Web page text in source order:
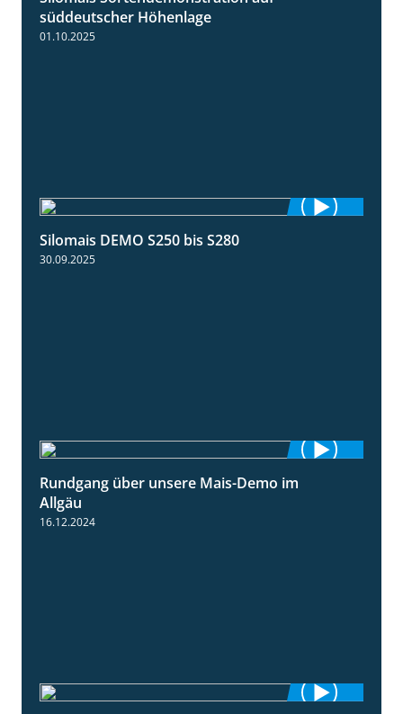
süddeutscher Höhenlage
01.10.2025
Silomais DEMO S250 bis S280
30.09.2025
Rundgang über unsere Mais-Demo im
Allgäu
16.12.2024